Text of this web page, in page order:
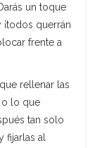
un toque
querrán
frente a
rellenar las
o lo que
tan solo
fijarlas al